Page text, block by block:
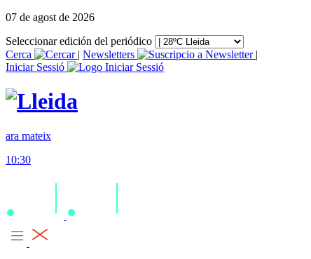
07 de agost de 2026
Seleccionar edición del periódico
Cerca
| Newsletters
|
Iniciar Sessió
ara mateix
10:30